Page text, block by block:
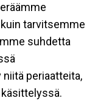
tarvitsemme
suhdetta
periaatteita,